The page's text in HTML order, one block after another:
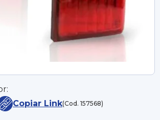
Copiar Link(Cod. 157568)